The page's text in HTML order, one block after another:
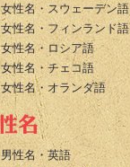
女性名・スウェーデン語
女性名・フィンランド語
女性名・ロシア語
女性名・チェコ語
女性名・オランダ語
男性名・英語